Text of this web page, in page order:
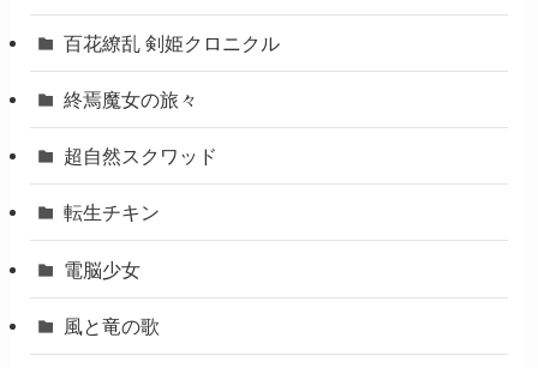
百花繚乱 剣姫クロニクル
終焉魔女の旅々
超自然スクワッド
転生チキン
電脳少女
風と竜の歌